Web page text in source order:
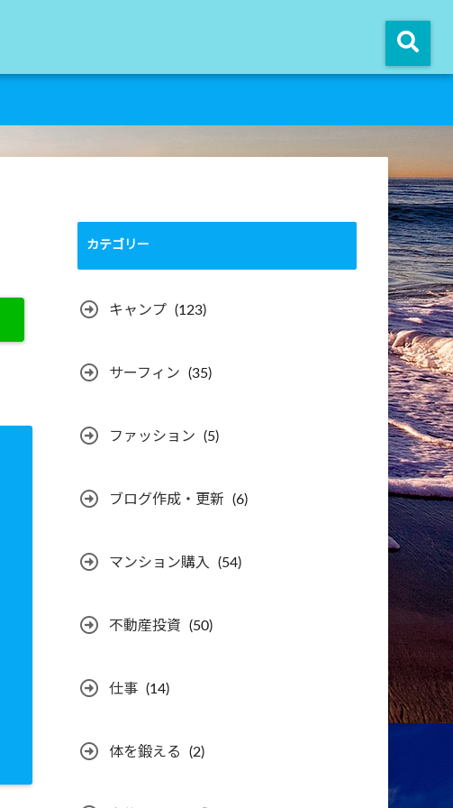
カテゴリー
キャンプ (123)
サーフィン (35)
ファッション (5)
ブログ作成・更新 (6)
マンション購入 (54)
不動産投資 (50)
仕事 (14)
体を鍛える (2)